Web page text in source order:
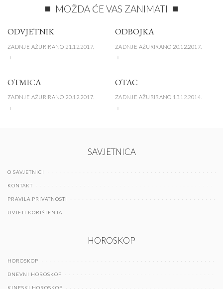
MOŽDA ĆE VAS ZANIMATI
ODVJETNIK
ZADNJE AŽURIRANO 21.12.2017.
ODBOJKA
ZADNJE AŽURIRANO 20.12.2017.
OTMICA
ZADNJE AŽURIRANO 20.12.2017.
OTAC
ZADNJE AŽURIRANO 13.12.2014.
SAVJETNICA
O SAVJETNICI
KONTAKT
PRAVILA PRIVATNOSTI
UVJETI KORIŠTENJA
HOROSKOP
HOROSKOP
DNEVNI HOROSKOP
KINESKI HOROSKOP